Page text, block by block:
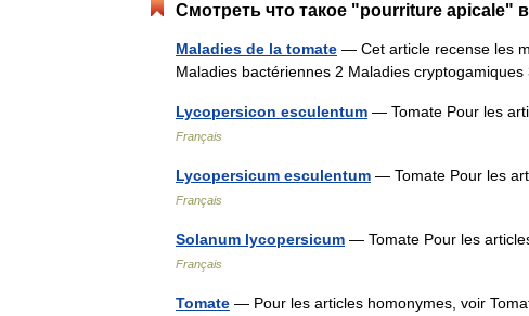
Смотреть что такое "pourriture apicale"
Maladies de la tomate — Cet article recense les
Maladies bactériennes 2 Maladies
Lycopersicon esculentum — Tomate Pour les
Français
Lycopersicum esculentum — Tomate Pour les
Français
Solanum lycopersicum — Tomate Pour les
Français
Tomate — Pour les articles homonymes, voir